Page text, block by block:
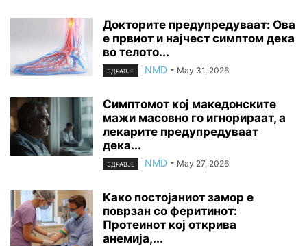
Докторите предупредуваат: Ова
е првиот и најчест симптом дека
во телото...
ЗДРАВЈЕ NMD - May 31, 2026
Симптомот кој македонските
мажи масовно го игнорираат, а
лекарите предупредуваат
дека...
ЗДРАВЈЕ NMD - May 27, 2026
Како постојаниот замор е
поврзан со феритинот:
Протеинот кој открива
анемија,...